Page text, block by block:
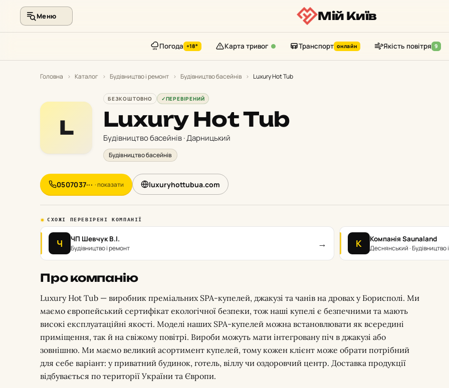
Меню Мій Київ
Погода +18° Карта тривог Транспорт онлайн Якість повітря 9
Головна › Каталог › Будівництво і ремонт › Будівництво басейнів › Luxury Hot Tub
L
БЕЗКОШТОВНО ✓ПЕРЕВІРЕНИЙ
Luxury Hot Tub
Будівництво басейнів · Дарницький
Будівництво басейнів
0507037··· · показати luxuryhottubua.com
СХОЖІ ПЕРЕВІРЕНІ КОМПАНІЇ
Ч ЧП Шевчук В.І.
Будівництво і ремонт → К Компанія Saunaland
Деснянський · Будівництво
Про компанію
Luxury Hot Tub — виробник преміальних SPA-купелей, джакузі та чанів на дровах у Борисполі. Ми
маємо європейський сертифікат екологічної безпеки, тож наші купелі є безпечними та мають
високі експлуатаційні якості. Моделі наших SPA-купелей можна встановлювати як всередині
приміщення, так й на свіжому повітрі. Вироби можуть мати інтегровану піч в джакузі або
зовнішню. Ми маємо великий асортимент купелей, тому кожен клієнт може обрати потрібний
для себе варіант: у приватний будинок, готель, віллу чи оздоровчий центр. Доставка продукції
відбувається по території України та Європи.